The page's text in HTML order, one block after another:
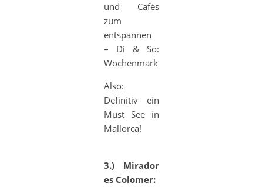
und Cafés
zum
entspannen
– Di & So:
Wochenmarkt
Also:
Definitiv ein
Must See in
Mallorca!
3.) Mirador
es Colomer: